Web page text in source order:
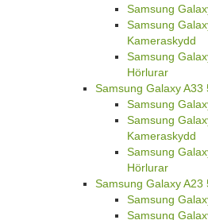
Samsung
Samsung
Kameraskydd
Samsung
Hörlurar
Samsung Galaxy A33
Samsung
Samsung
Kameraskydd
Samsung
Hörlurar
Samsung Galaxy A23
Samsung
Samsung